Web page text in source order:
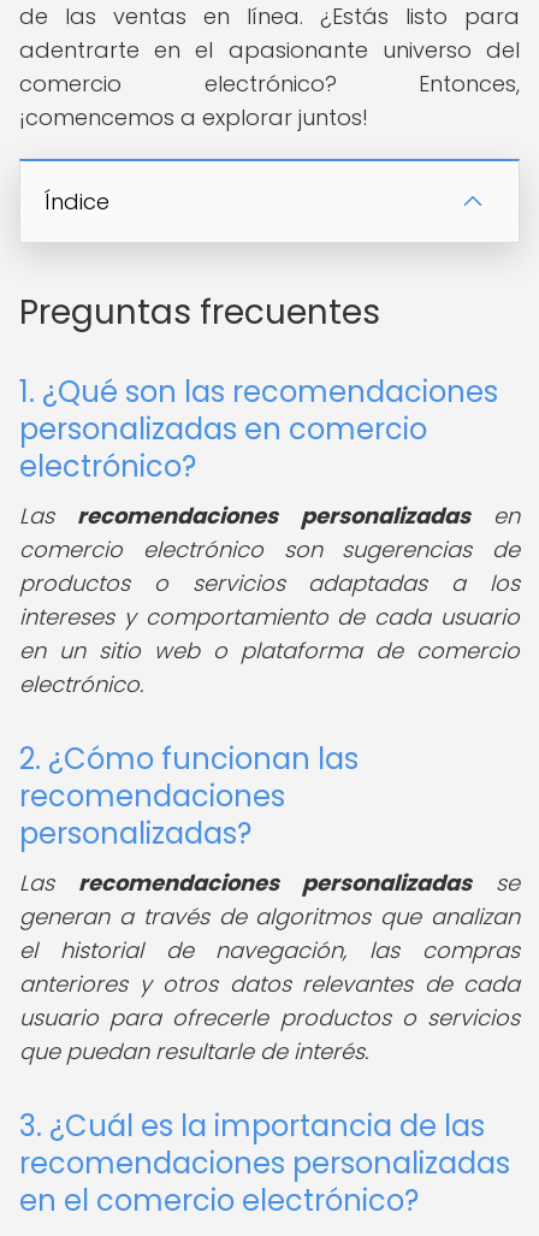
de las ventas en línea. ¿Estás listo para
adentrarte en el apasionante universo del
comercio electrónico? Entonces,
¡comencemos a explorar juntos!
Índice
Preguntas frecuentes
1. ¿Qué son las recomendaciones
personalizadas en comercio
electrónico?
Las recomendaciones personalizadasen
comercio electrónico son sugerencias de
productos o servicios adaptadas a los
intereses y comportamiento de cada usuario
en un sitio web o plataforma de comercio
electrónico.
2. ¿Cómo funcionan las
recomendaciones
personalizadas?
Las recomendaciones personalizadasse
generan a través de algoritmos que analizan
el historial de navegación, las compras
anteriores y otros datos relevantes de cada
usuario para ofrecerle productos o servicios
que puedan resultarle de interés.
3. ¿Cuál es la importancia de las
recomendaciones personalizadas
en el comercio electrónico?